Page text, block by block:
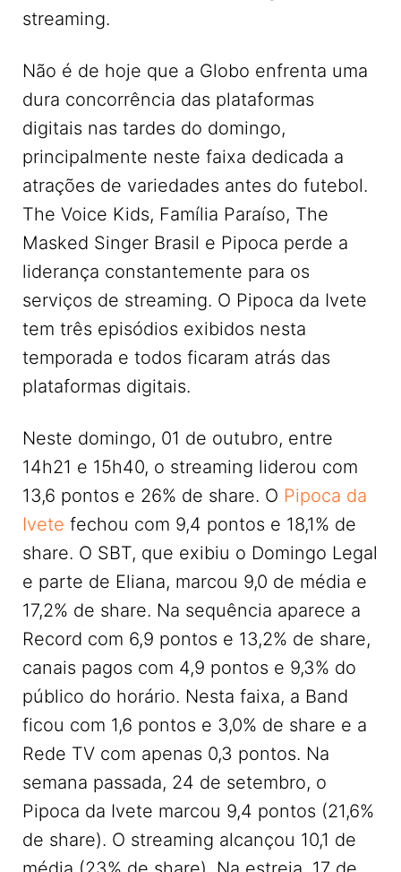
streaming.
Não é de hoje que a Globo enfrenta uma
dura concorrência das plataformas
digitais nas tardes do domingo,
principalmente neste faixa dedicada a
atrações de variedades antes do futebol.
The Voice Kids, Família Paraíso, The
Masked Singer Brasil e Pipoca perde a
liderança constantemente para os
serviços de streaming. O Pipoca da Ivete
tem três episódios exibidos nesta
temporada e todos ficaram atrás das
plataformas digitais.
Neste domingo, 01 de outubro, entre
14h21 e 15h40, o streaming liderou com
13,6 pontos e 26% de share. O Pipoca da
Ivete fechou com 9,4 pontos e 18,1% de
share. O SBT, que exibiu o Domingo Legal
e parte de Eliana, marcou 9,0 de média e
17,2% de share. Na sequência aparece a
Record com 6,9 pontos e 13,2% de share,
canais pagos com 4,9 pontos e 9,3% do
público do horário. Nesta faixa, a Band
ficou com 1,6 pontos e 3,0% de share e a
Rede TV com apenas 0,3 pontos. Na
semana passada, 24 de setembro, o
Pipoca da Ivete marcou 9,4 pontos (21,6%
de share). O streaming alcançou 10,1 de